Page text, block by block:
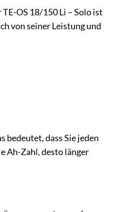
OS 18/150 Li – Solo ist
von seiner Leistung und
bedeutet, dass Sie jeden
Ah-Zahl, desto länger